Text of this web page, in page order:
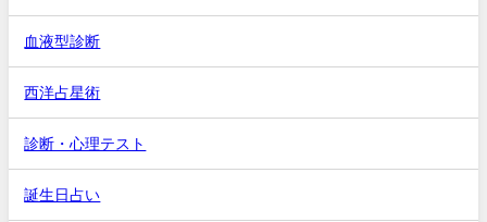
血液型診断
西洋占星術
診断・心理テスト
誕生日占い